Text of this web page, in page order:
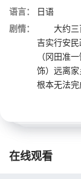
语言：
日语
剧情：
大约三百
吉实行安
（冈田准
饰）远离
根本无法
在线观看